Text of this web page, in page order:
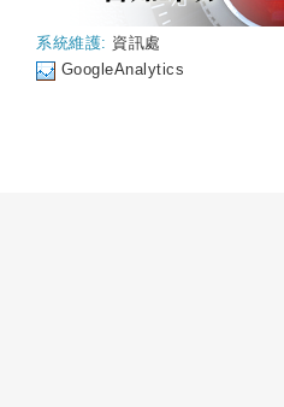
系統維護: 資訊處
GoogleAnalytics